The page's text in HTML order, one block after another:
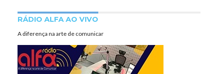
RÁDIO ALFA AO VIVO
A diferença na arte de comunicar